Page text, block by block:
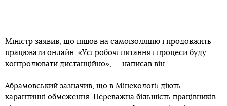
Міністр заявив, що пішов на самоізоляцію і продовжить
працювати онлайн. «Усі робочі питання і процеси буду
контролювати дистанційно», — написав він.
Абрамовський зазначив, що в Мінекології діють
карантинні обмеження. Переважна більшість працівників